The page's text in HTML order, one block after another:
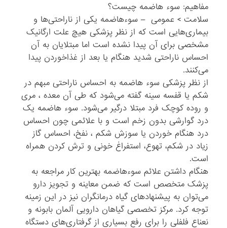
مفاهیم: سوء هاضمه چیست؟
سلامت > عمومی – سوءهاضمه یکی از ناراحتی‌ها و
بیماری‌هایی است که از نظر پزشکی هیچ علت ارگانیک
مشخصی برای آن پیدا نشده است اما مبتلایان به آن
احساس ناراحتی شدید هنگام یا بعد از غذاخوردن پیدا
می‌کنند.
از نظر پزشکی سوء هاضمه به احساس ناراحتی مبهم در
شکم یا قفسه سینه گفته می‌شود که طی آن معده ، مری
و روده کوچک فرد مبتلا درگیر می‌شود. سوء هاضمه یک
درد گوارشی بدون زخم است و با علائمی چون احساس
درد هنگام خوردن یا سوزش شکم ، نفخ، احساس گاز
زیاد در شکم، تهوع، استفراغ خونی و ترش کردن همراه
است.
هنگام داشتن علائم سوءهاضمه بهترین کار مراجعه به
پزشک متخصص است که ضمن معاینه و تجویز دارو
می‌توان به پیشنهاد‌های گیاه درمانگران نیز در این زمینه
توجه کرد. مرکز تخصصی گیاهان دارویی آلمان بابونه و
نعناع فلفلی را برای رفع بسیاری از گرفتاری‌های دستگاه